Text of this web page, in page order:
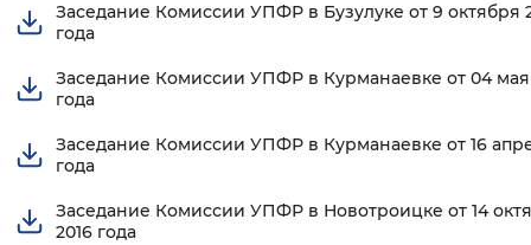
Заседание Комиссии УПФР в Бузулуке от 9 октября
года
Заседание Комиссии УПФР в Курманаевке от 04 мая
года
Заседание Комиссии УПФР в Курманаевке от 16
года
Заседание Комиссии УПФР в Новотроицке от 14
2016 года